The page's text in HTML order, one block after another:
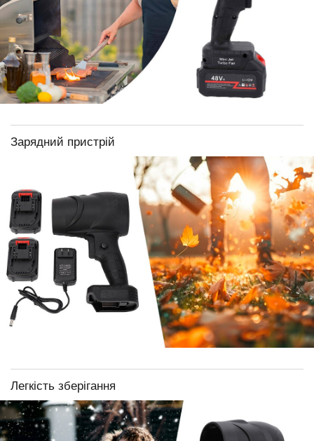
Зарядний пристрій
Легкість зберігання